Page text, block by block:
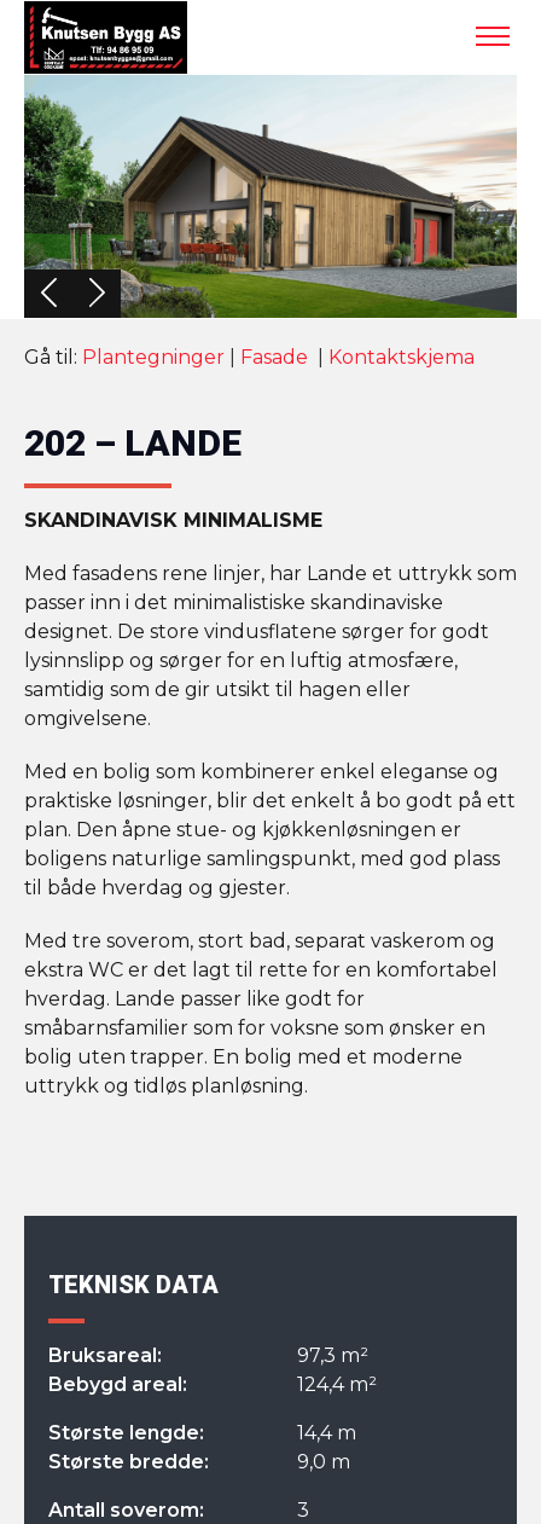
Gå til: Plantegninger Fasade Kontaktskjema
202 – LANDE
SKANDINAVISK MINIMALISME
Med fasadens rene linjer, har Lande et uttrykk som
passer inn i det minimalistiske skandinaviske
designet. De store vindusflatene sørger for godt
lysinnslipp og sørger for en luftig atmosfære,
samtidig som de gir utsikt til hagen eller
omgivelsene.
Med en bolig som kombinerer enkel eleganse og
praktiske løsninger, blir det enkelt å bo godt på ett
plan. Den åpne stue- og kjøkkenløsningen er
boligens naturlige samlingspunkt, med god plass
til både hverdag og gjester.
Med tre soverom, stort bad, separat vaskerom og
ekstra WC er det lagt til rette for en komfortabel
hverdag. Lande passer like godt for
småbarnsfamilier som for voksne som ønsker en
bolig uten trapper. En bolig med et moderne
uttrykk og tidløs planløsning.
TEKNISK DATA
Bruksareal:
97,3 m²
Bebygd areal:
124,4 m²
Største lengde:
14,4 m
Største bredde:
9,0 m
Antall soverom:
3